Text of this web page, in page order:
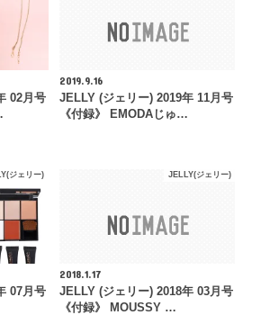
02月号
2019.9.16
JELLY (ジェリー) 2019年 11月号
《付録》 EMODAじゅ…
ジェリー)
07月号
JELLY(ジェリー)
2018.1.17
JELLY (ジェリー) 2018年 03月号
《付録》 MOUSSY …